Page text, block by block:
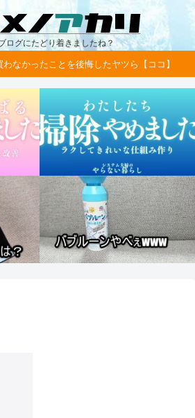
ログにたどり着きましたね？
なかったことを後悔したヤツら【ココ】